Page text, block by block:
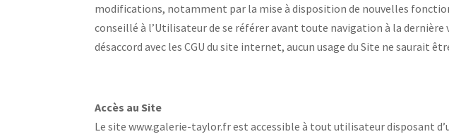
modifications, notamment par la mise à disposition de nouvelles
conseillé à l’Utilisateur de se référer avant toute navigation à la
désaccord avec les CGU du site internet, aucun usage du Site ne saurait
Accès au Site
Le site www.galerie-taylor.fr est accessible à tout utilisateur disposant